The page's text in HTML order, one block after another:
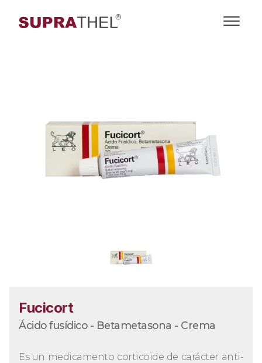
Fucicort
Ácido fusídico - Betametasona - Crema
Es un medicamento corticoide de carácter anti-